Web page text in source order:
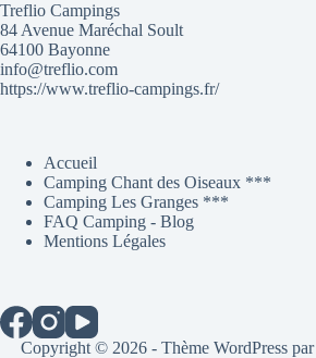
Treflio Campings
84 Avenue Maréchal Soult
64100 Bayonne
info@treflio.com
https://www.treflio-campings.fr/
Accueil
Camping Chant des Oiseaux ***
Camping Les Granges ***
FAQ Camping - Blog
Mentions Légales
Copyright © 2026 - Thème WordPress par